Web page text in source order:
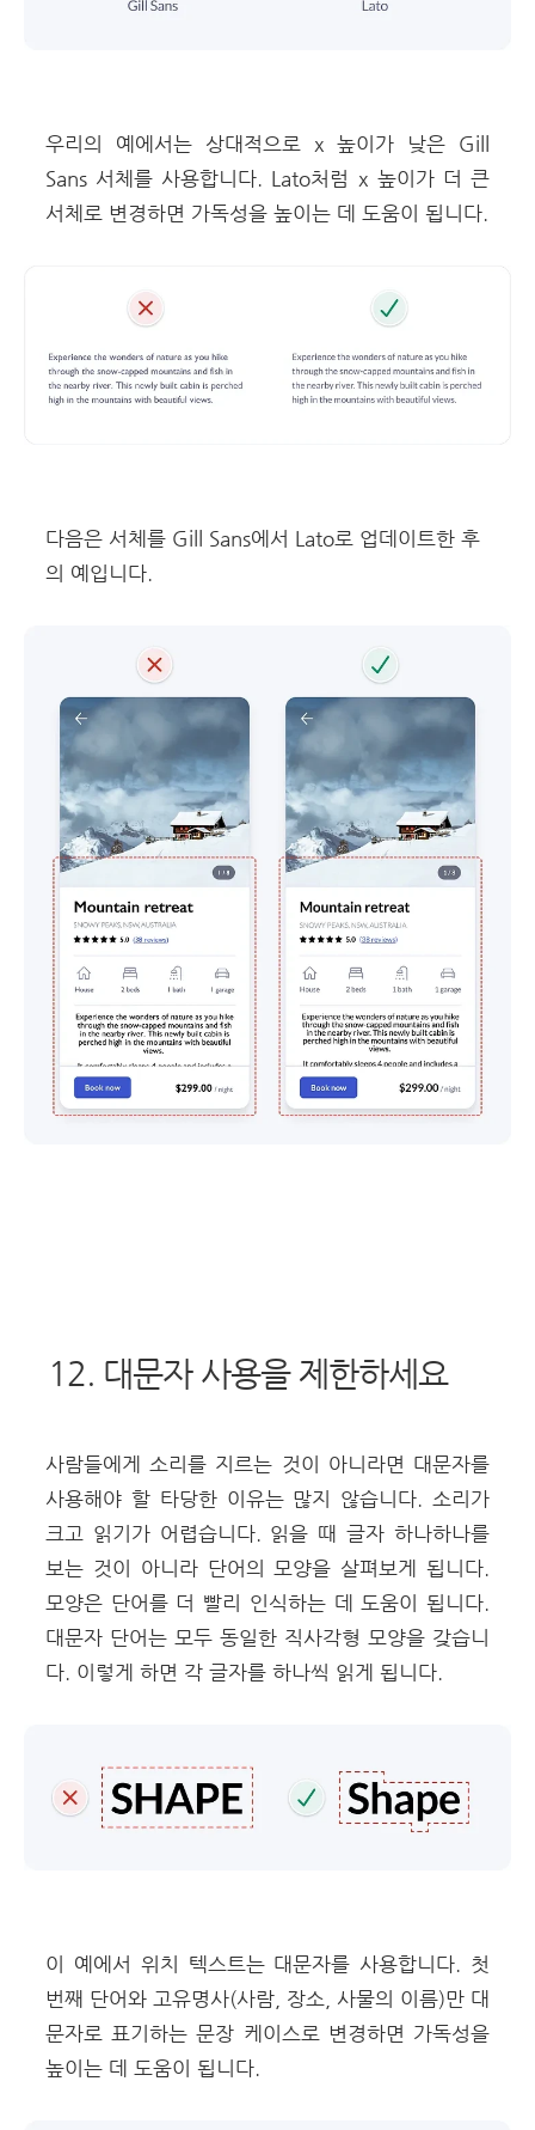
우리의 예에서는 상대적으로 x 높이가 낮은 Gill
Sans 서체를 사용합니다. Lato처럼 x 높이가 더 큰
서체로 변경하면 가독성을 높이는 데 도움이 됩니다.
다음은 서체를 Gill Sans에서 Lato로 업데이트한 후
의 예입니다.
12. 대문자 사용을 제한하세요
사람들에게 소리를 지르는 것이 아니라면 대문자를
사용해야 할 타당한 이유는 많지 않습니다. 소리가
크고 읽기가 어렵습니다. 읽을 때 글자 하나하나를
보는 것이 아니라 단어의 모양을 살펴보게 됩니다.
모양은 단어를 더 빨리 인식하는 데 도움이 됩니다.
대문자 단어는 모두 동일한 직사각형 모양을 갖습니
다. 이렇게 하면 각 글자를 하나씩 읽게 됩니다.
이 예에서 위치 텍스트는 대문자를 사용합니다. 첫
번째 단어와 고유명사(사람, 장소, 사물의 이름)만 대
문자로 표기하는 문장 케이스로 변경하면 가독성을
높이는 데 도움이 됩니다.